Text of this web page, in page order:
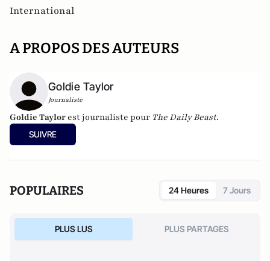
International
A PROPOS DES AUTEURS
Goldie Taylor
Journaliste
Goldie Taylor est journaliste pour The Daily Beast.
SUIVRE
POPULAIRES 24 Heures 7 Jours
PLUS LUS PLUS PARTAGES